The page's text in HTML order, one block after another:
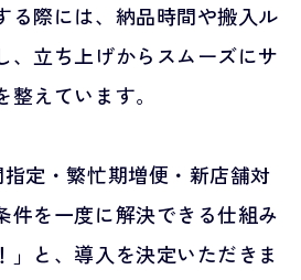
る際には、納品時間や搬入ル
、立ち上げからスムーズにサ
えています。
定・繁忙期増便・新店舗対
件を一度に解決できる仕組み
」と、導入を決定いただきま